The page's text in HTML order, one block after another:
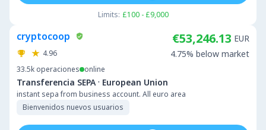
Limits: £100 - £9,000
cryptocoop
4.96
33.5k operaciones online
Transferencia SEPA · European Union
instant sepa from business account. All euro area
Bienvenidos nuevos usuarios
€53,246.13 EUR
4.75% below market